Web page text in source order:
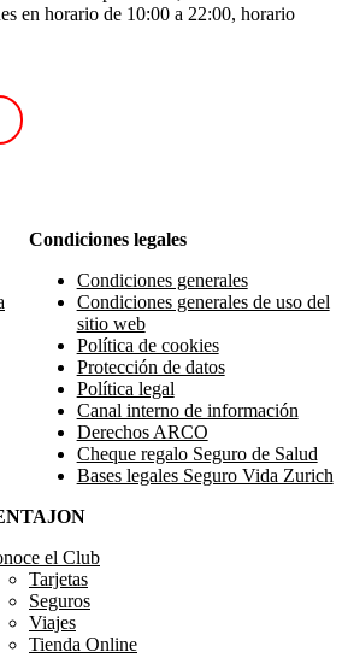
en horario de 10:00 a 22:00, horario
Condiciones legales
Condiciones generales
Condiciones generales de uso del
sitio web
Política de cookies
Protección de datos
Política legal
Canal interno de información
Derechos ARCO
Cheque regalo Seguro de Salud
Bases legales Seguro Vida Zurich
el Club
Tarjetas
Seguros
Viajes
Tienda Online